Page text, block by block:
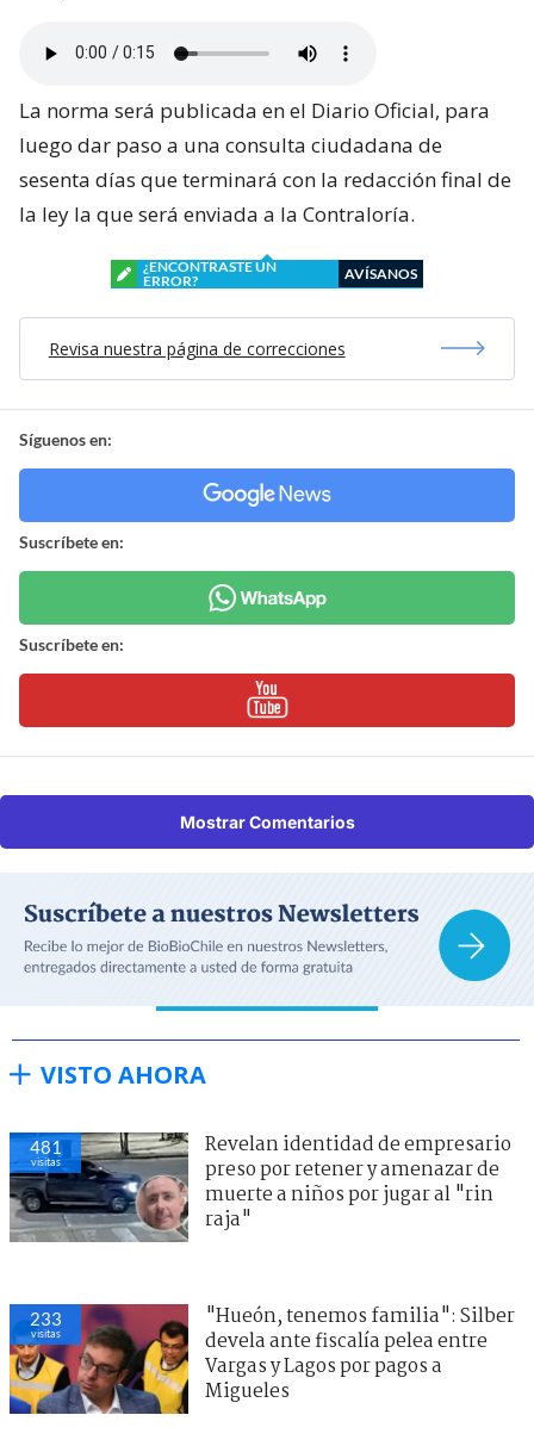
La norma será publicada en el Diario Oficial, para
luego dar paso a una consulta ciudadana de
sesenta días que terminará con la redacción final de
la ley la que será enviada a la Contraloría.
¿ENCONTRASTE UN
ERROR?
AVÍSANOS
Revisa nuestra página de correcciones
Síguenos en:
Suscríbete en:
Suscríbete en:
Mostrar Comentarios
VISTO AHORA
481
visitas
Revelan identidad de empresario
preso por retener y amenazar de
muerte a niños por jugar al "rin
raja"
233
visitas
"Hueón, tenemos familia": Silber
devela ante fiscalía pelea entre
Vargas y Lagos por pagos a
Migueles